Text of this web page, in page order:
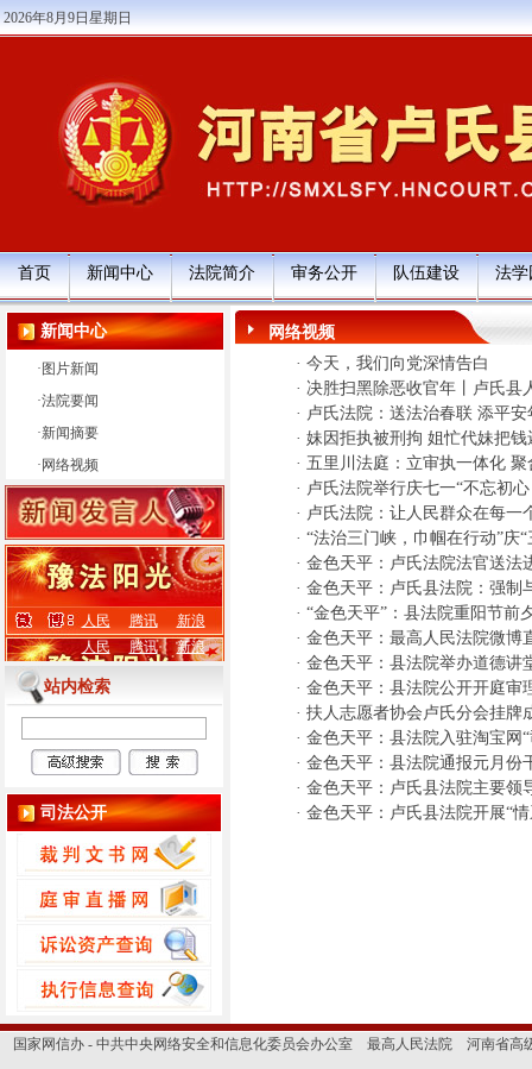
2026年8月9日星期日
首页 新闻中心 法院简介 审务公开 队伍建设 法学
新闻中心
· 图片新闻
·法院要闻
·新闻摘要
· 网络视频
人民 腾讯
新浪
人民
腾讯 新浪
站内检索
司法公开
网络视频
· 今天，我们向党深情告白
· 决胜扫黑除恶收官年丨卢氏县
· 卢氏法院：送法治春联 添平安
· 妹因拒执被刑拘 姐忙代妹把钱
· 五里川法庭：立审执一体化 聚
· 卢氏法院举行庆七一“不忘初
· 卢氏法院：让人民群众在每一
· “法治三门峡，巾帼在行动”庆
· 金色天平：卢氏法院法官送法
· 金色天平：卢氏县法院：强制
· “金色天平”：县法院重阳节前
· 金色天平：最高人民法院微博
· 金色天平：县法院举办道德讲
· 金色天平：县法院公开开庭审
· 扶人志愿者协会卢氏分会挂牌
· 金色天平：县法院入驻淘宝网
· 金色天平：县法院通报元月份
· 金色天平：卢氏县法院主要领
· 金色天平：卢氏县法院开展“
国家网信办 - 中共中央网络安全和信息化委员会办公室 最高人民法院 河南省高